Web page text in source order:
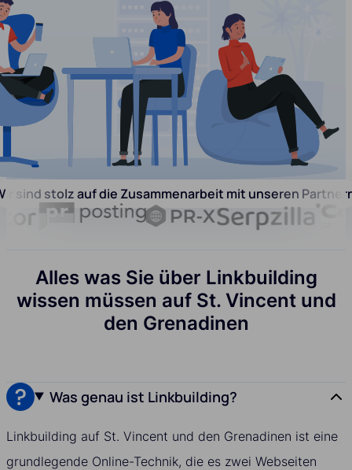
sind stolz auf die Zusammenarbeit mit unseren
Alles was Sie über Linkbuilding
wissen müssen auf St. Vincent und
den Grenadinen
Was genau ist Linkbuilding?
Linkbuilding auf St. Vincent und den Grenadinen ist eine
grundlegende Online-Technik, die es zwei Webseiten